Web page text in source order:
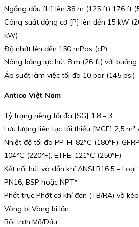
Ngẩng đầu [H] lên 38 m (125 ft) 176 ft
Công suất động cơ [P] lên đến 15 kW
kW)
Độ nhớt lên đến 150 mPas (cP)
Nâng bằng lực hút 8 m (26 ft) với buồng
Áp suất làm việc tối đa 10 bar (145 psi)
Antico Việt Nam
Tỷ trọng riêng tối đa [SG] 1,8 – 3
Lưu lượng liên tục tối thiểu [MCF] 2,5
Nhiệt độ tối đa PP-H: 82°C (180°F),
104°C (220°F), ETFE: 121°C (250°F)
Kết nối hút và dẫn khí ANSI B16.5 – Loại
PN16, BSP hoặc NPT*
Phớt trục Phớt cơ khí đơn (TB/RA) và
Vòng bi Vòng bi lăn
Bôi trơn Mỡ/Dầu